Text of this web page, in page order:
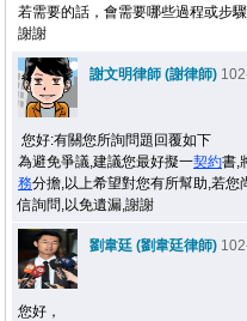
若需要的話，會需要哪些過程或步
謝謝
謝文明律師 (謝律師)
您好:有關您所詢問題回覆如下
為避免爭議,建議您最好擬一契約書,
務分擔,以上希望對您有所幫助,若您
信詢問,以免遺漏,謝謝
劉韋廷 (劉韋廷律師)
您好，